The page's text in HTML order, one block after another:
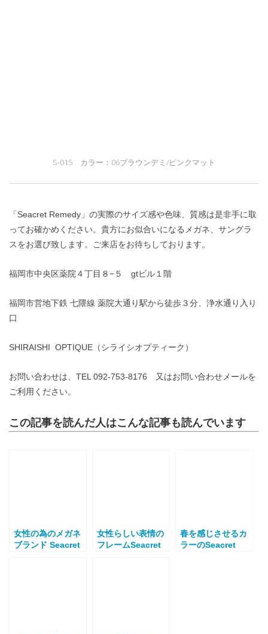
S-015 カラー：06ブラウンデミ/ピンクマット
「Seacret Remedy」の実際のサイズ感や色味、質感は是非手に取
ってお確かめください。貴方にお似合いになるメガネ、サングラ
スをお選び致します。ご来店をお待ちしております。
福岡市中央区薬院４丁目８−５ gtビル１階
福岡市営地下鉄 七隈線 薬院大通り駅から徒歩３分、浄水通り入り
口
SHIRAISHI OPTIQUE（シライシオプティーク）
お問い合わせは、TEL 092-753-8176 又はお問い合わせメールを
ご利用ください。
この記事を読んだ人はこんな記事も読んでいます
女性の為のメガネ
ブランド Seacret
女性らしい表情の
フレームSeacret
春を感じさせるカ
ラーのSeacret